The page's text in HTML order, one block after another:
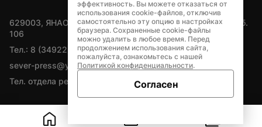
629003, ЯНАО, Салехард, мкр. Богдана Кнунянца, д.1, каб.
106
Тел.: 8 (34922) 71262
sever-press@yamal-media.ru
Тел. отдела рекламы: 8 (34922) 42728
эффективность. Вы можете отказаться от
использования cookie-файлов, отключив
самостоятельно эту опцию в настройках
браузера. Сохраненные cookie-файлы
можно удалить в любое время. Перед
продолжением использования сайта,
пожалуйста, ознакомьтесь с нашей
Политикой конфиденциальности.
Согласен